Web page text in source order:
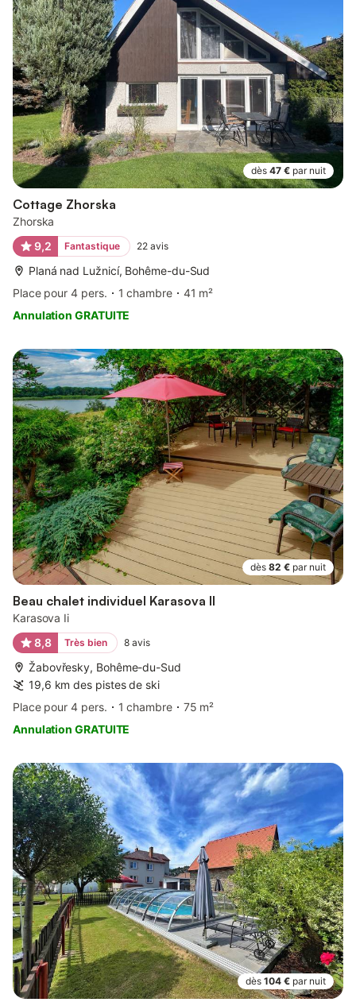
dès 47 € par nuit
Cottage Zhorska
Zhorska
9,2
Fantastique 22 avis
Planá nad Lužnicí, Bohême-du-Sud
Place pour 4 pers.
1 chambre
41 m²
Annulation GRATUITE
dès 82 € par nuit
Beau chalet individuel Karasova II
Karasova Ii
8,8
Très bien 8 avis
Žabovřesky, Bohême-du-Sud
19,6 km des pistes de ski
Place pour 4 pers.
1 chambre
75 m²
Annulation GRATUITE
dès 104 € par nuit